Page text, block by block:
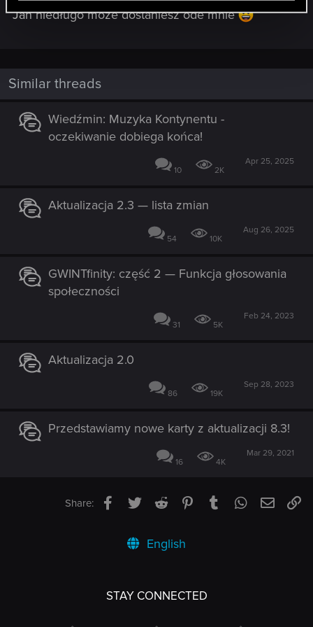
Jan niedługo może dostaniesz ode mnie
Similar threads
Wiedźmin: Muzyka Kontynentu -
oczekiwanie dobiega końca!
10 2K
Apr 25, 2025
Aktualizacja 2.3 — lista zmian
54 10K
Aug 26, 2025
GWINTfinity: część 2 — Funkcja głosowania
społeczności
31 5K
Feb 24, 2023
Aktualizacja 2.0
86 19K
Sep 28, 2023
Przedstawiamy nowe karty z aktualizacji 8.3!
16 4K
Mar 29, 2021
Share: Facebook
TwitterReddit PinterestTumblrWhatsApp
Email
English
STAY CONNECTED